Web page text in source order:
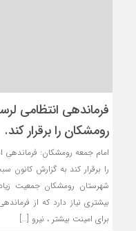
فرماندهی انتظامی
رومشکان را برقرار کند.
امام جمعه رومشکان: فرماندهی
را برقرار کند به گزارش
شهرستان رومشکان جمعیت
بیشتری نیاز دارد که از
برای امینت بیشتر ، نیرو […]